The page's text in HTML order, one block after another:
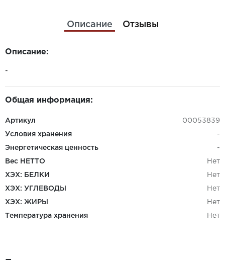
Описание Отзывы
Описание:
-
Общая информация:
Артикул 00053839
Условия хранения -
Энергетическая ценность -
Вес НЕТТО Нет
ХЭХ: БЕЛКИ Нет
ХЭХ: УГЛЕВОДЫ Нет
ХЭХ: ЖИРЫ Нет
Температура хранения Нет